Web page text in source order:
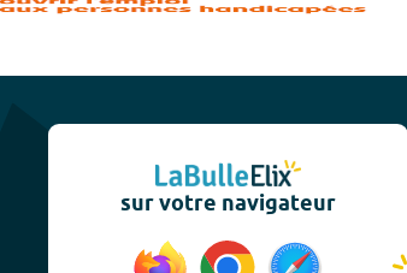
sur votre navigateur